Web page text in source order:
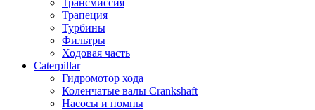
Трапеция
Турбины
Фильтры
Ходовая часть
Caterpillar
Гидромотор хода
Коленчатые валы Crankshaft
Насосы и помпы